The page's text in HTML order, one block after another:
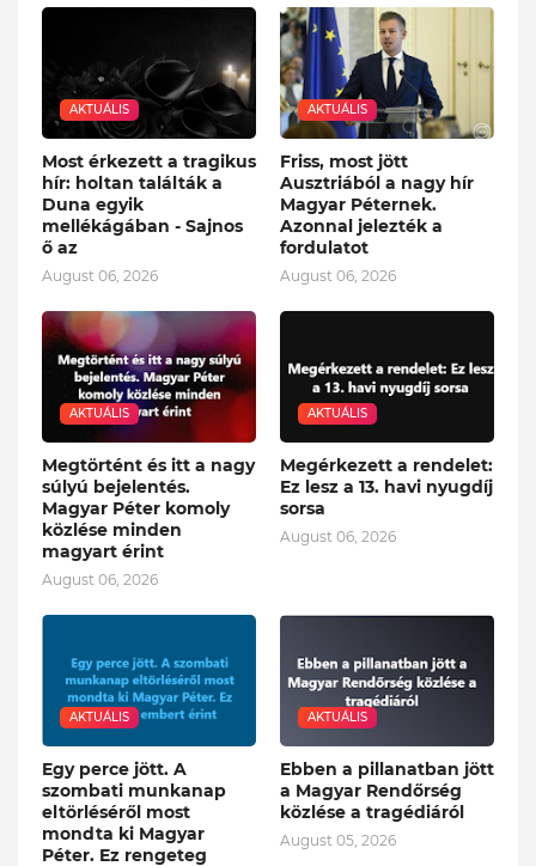
AKTUÁLIS
Most érkezett a tragikus
hír: holtan találták a
Duna egyik
mellékágában - Sajnos
ő az
August 06, 2026
AKTUÁLIS
Friss, most jött
Ausztriából a nagy hír
Magyar Péternek.
Azonnal jelezték a
fordulatot
August 06, 2026
AKTUÁLIS
Megtörtént és itt a nagy
súlyú bejelentés.
Magyar Péter komoly
közlése minden
magyart érint
August 06, 2026
AKTUÁLIS
Megérkezett a rendelet:
Ez lesz a 13. havi nyugdíj
sorsa
August 06, 2026
AKTUÁLIS
Egy perce jött. A
szombati munkanap
eltörléséről most
mondta ki Magyar
Péter. Ez rengeteg
AKTUÁLIS
Ebben a pillanatban jött
a Magyar Rendőrség
közlése a tragédiáról
August 05, 2026